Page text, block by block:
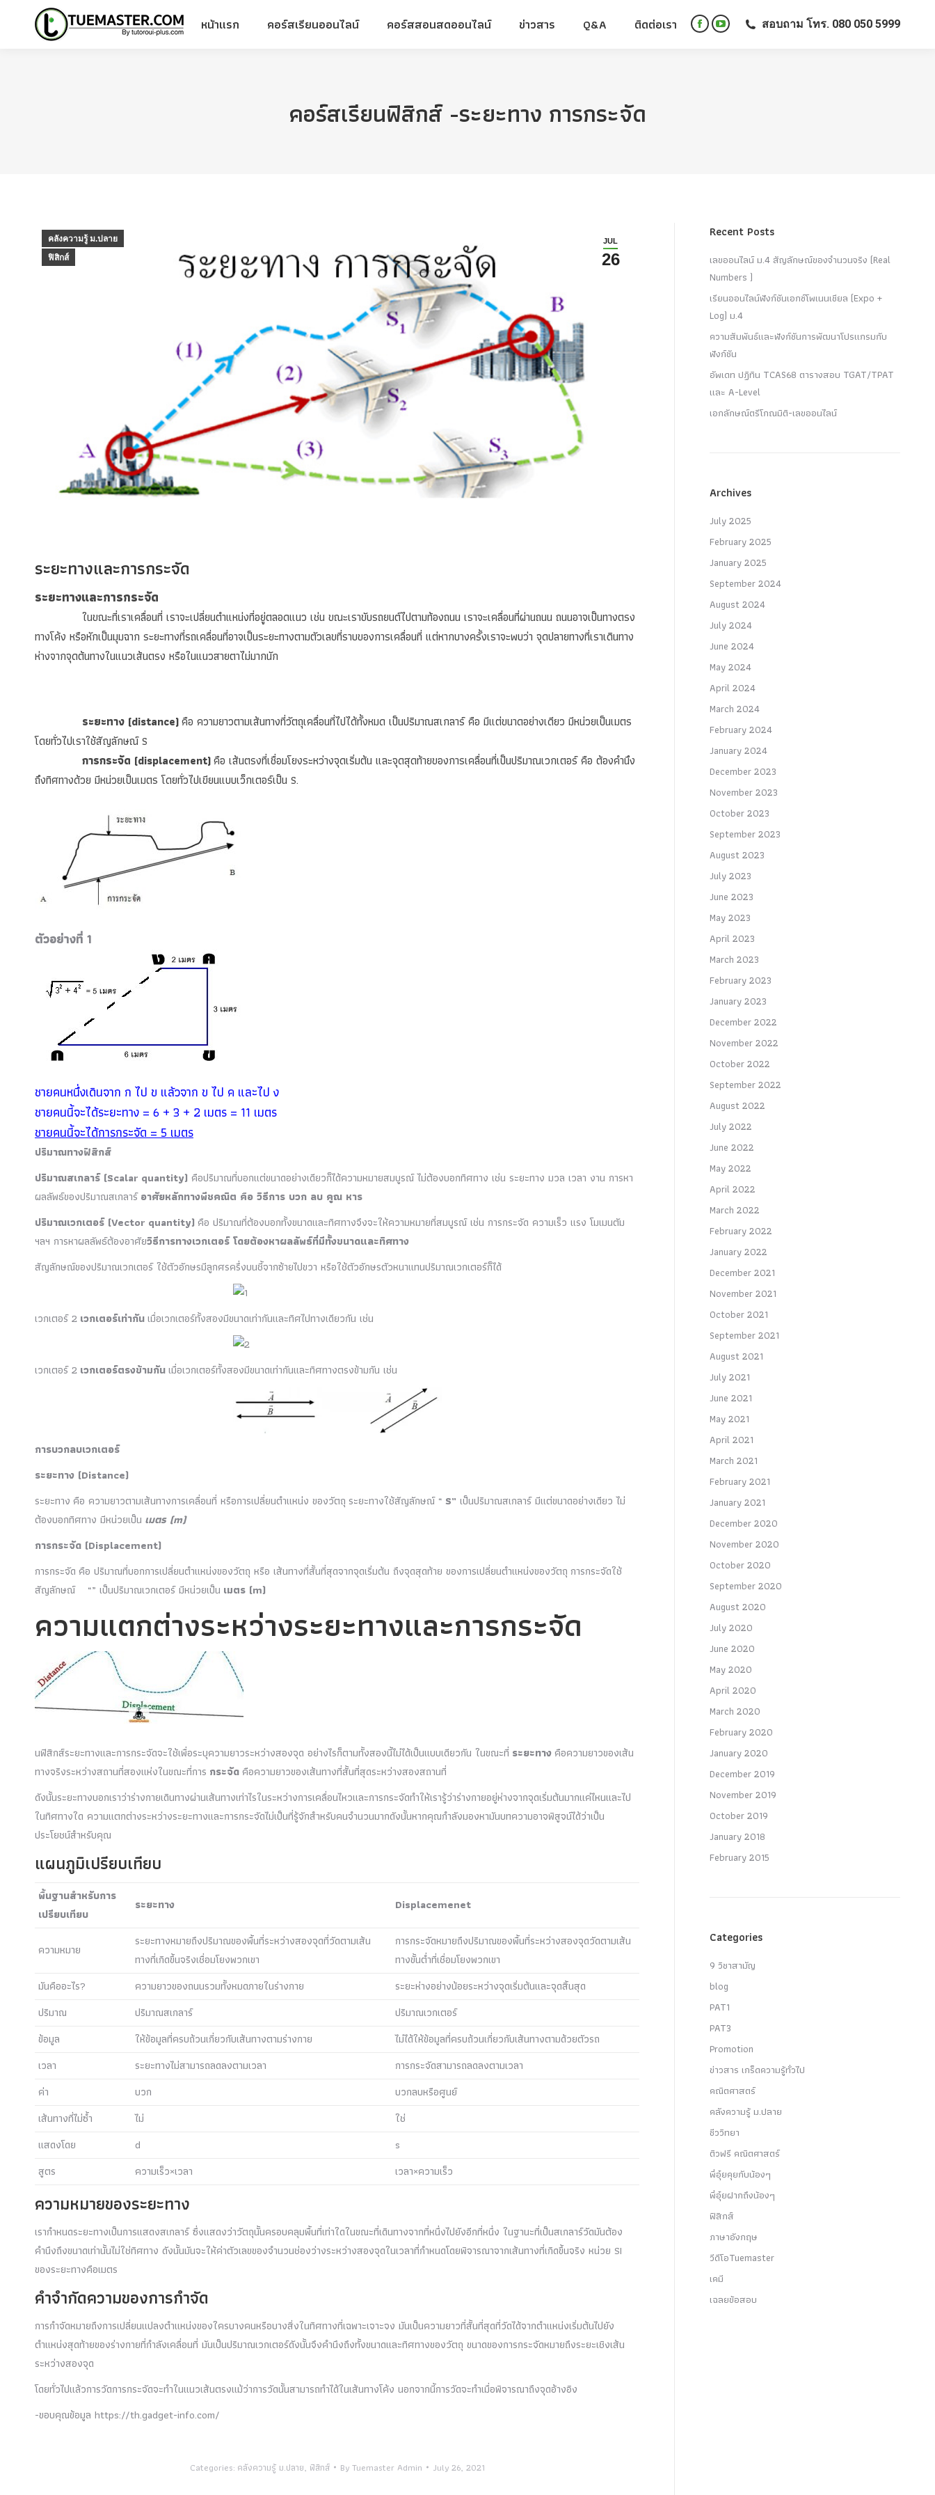
หน้าแรก คอร์สเรียนออนไลน์ คอร์สสอนสดออนไลน์ ข่าวสาร Q&A ติดต่อเรา
FacebookYouTube สอบถาม โทร. 080 050 5999
คอร์สเรียนฟิสิกส์ -ระยะทาง การกระจัด
JUL
26
คลังความรู้ ม.ปลาย
ฟิสิกส์
ระยะทางและการกระจัด
ระยะทางและการกระจัด
ในขณะที่เราเคลื่อนที่ เราจะเปลี่ยนตำแหน่งที่อยู่ตลอดแนว เช่น ขณะเราขับรถยนต์ไปตามท้องถนน เราจะเคลื่อนที่ผ่านถนน ถนนอาจเป็นทางตรง
ทางโค้ง หรือหักเป็นมุมฉาก ระยะทางที่รถเคลื่อนที่อาจเป็นระยะทางตามตัวเลขที่ราบของการเคลื่อนที่ แต่หากบางครั้งเราจะพบว่า จุดปลายทางที่เราเดินทาง
ห่างจากจุดต้นทางในแนวเส้นตรง หรือในแนวสายตาไม่มากนัก
ระยะทาง (distance)คือ ความยาวตามเส้นทางที่วัตถุเคลื่อนที่ไปได้ทั้งหมด เป็นปริมาณสเกลาร์ คือ มีแต่ขนาดอย่างเดียว มีหน่วยเป็นเมตร
โดยทั่วไปเราใช้สัญลักษณ์ S
การกระจัด (displacement)คือ เส้นตรงที่เชื่อมโยงระหว่างจุดเริ่มต้น และจุดสุดท้ายของการเคลื่อนที่เป็นปริมาณเวกเตอร์ คือ ต้องคำนึง
ถึงทิศทางด้วย มีหน่วยเป็นเมตร โดยทั่วไปเขียนแบบเว็กเตอร์เป็น S.
ตัวอย่างที่ 1
ชายคนหนึ่งเดินจาก ก ไป ข แล้วจาก ข ไป ค และไป ง
ชายคนนี้จะได้ระยะทาง = 6 + 3 + 2 เมตร = 11 เมตร
ชายคนนี้จะได้การกระจัด = 5 เมตร
ปริมาณทางฟิสิกส์
ปริมาณสเกลาร์ (Scalar quantity) คือปริมาณที่บอกแต่ขนาดอย่างเดียวก็ได้ความหมายสมบูรณ์ ไม่ต้องบอกทิศทาง เช่น ระยะทาง มวล เวลา งาน การหา
ผลลัพธ์ของปริมาณสเกลาร์อาศัยหลักทางพีชคณิต คือ วิธีการ บวก ลบ คูณ หาร
ปริมาณเวกเตอร์ (Vector quantity) คือ ปริมาณที่ต้องบอกทั้งขนาดและทิศทางจึงจะให้ความหมายที่สมบูรณ์ เช่น การกระจัด ความเร็ว แรง โมเมนตัม
ฯลฯ การหาผลลัพธ์ต้องอาศัยวิธีการทางเวกเตอร์ โดยต้องหาผลลัพธ์ที่มีทั้งขนาดและทิศทาง
สัญลักษณ์ของปริมาณเวกเตอร์ ใช้ตัวอักษรมีลูกศรครึ่งบนชี้จากซ้ายไปขวา หรือใช้ตัวอักษรตัวหนาแทนปริมาณเวกเตอร์ก็ได้
เวกเตอร์ 2 เวกเตอร์เท่ากันเมื่อเวกเตอร์ทั้งสองมีขนาดเท่ากันและทิศไปทางเดียวกัน เช่น
เวกเตอร์ 2 เวกเตอร์ตรงข้ามกันเมื่อเวกเตอร์ทั้งสองมีขนาดเท่ากันและทิศทางตรงข้ามกัน เช่น
การบวกลบเวกเตอร์
ระยะทาง (Distance)
ระยะทาง คือ ความยาวตามเส้นทางการเคลื่อนที่ หรือการเปลี่ยนตำแหน่ง ของวัตถุ ระยะทางใช้สัญลักษณ์ “ S” เป็นปริมาณสเกลาร์ มีแต่ขนาดอย่างเดียว ไม่
ต้องบอกทิศทาง มีหน่วยเป็น เมตร (m)
การกระจัด (Displacement)
การกระจัด คือ ปริมาณที่บอกการเปลี่ยนตำแหน่งของวัตถุ หรือ เส้นทางที่สั้นที่สุดจากจุดเริ่มต้น ถึงจุดสุดท้าย ของการเปลี่ยนตำแหน่งของวัตถุ การกระจัดใช้
สัญลักษณ์ “” เป็นปริมาณเวกเตอร์ มีหน่วยเป็น เมตร (m)
ความแตกต่างระหว่างระยะทางและการกระจัด
นฟิสิกส์ระยะทางและการกระจัดจะใช้เพื่อระบุความยาวระหว่างสองจุด อย่างไรก็ตามทั้งสองนี้ไม่ได้เป็นแบบเดียวกัน ในขณะที่ ระยะทาง คือความยาวของเส้น
ทางจริงระหว่างสถานที่สองแห่งในขณะที่การ กระจัด คือความยาวของเส้นทางที่สั้นที่สุดระหว่างสองสถานที่
ดังนั้นระยะทางบอกเราว่าร่างกายเดินทางผ่านเส้นทางเท่าไรในระหว่างการเคลื่อนไหวและการกระจัดทำให้เรารู้ว่าร่างกายอยู่ห่างจากจุดเริ่มต้นมากแค่ไหนและไป
ในทิศทางใด ความแตกต่างระหว่างระยะทางและการกระจัดไม่เป็นที่รู้จักสำหรับคนจำนวนมากดังนั้นหากคุณกำลังมองหามันบทความอาจพิสูจน์ได้ว่าเป็น
ประโยชน์สำหรับคุณ
แผนภูมิเปรียบเทียบ
พื้นฐานสำหรับการ
เปรียบเทียบ
ระยะทาง Displacemenet
ความหมาย
ระยะทางหมายถึงปริมาณของพื้นที่ระหว่างสองจุดที่วัดตามเส้น
ทางที่เกิดขึ้นจริงเชื่อมโยงพวกเขา
การกระจัดหมายถึงปริมาณของพื้นที่ระหว่างสองจุดวัดตามเส้น
ทางขั้นต่ำที่เชื่อมโยงพวกเขา
มันคืออะไร?
ความยาวของถนนรวมทั้งหมดภายในร่างกาย
ระยะห่างอย่างน้อยระหว่างจุดเริ่มต้นและจุดสิ้นสุด
ปริมาณ
ปริมาณสเกลาร์
ปริมาณเวกเตอร์
ข้อมูล
ให้ข้อมูลที่ครบถ้วนเกี่ยวกับเส้นทางตามร่างกาย
ไม่ได้ให้ข้อมูลที่ครบถ้วนเกี่ยวกับเส้นทางตามด้วยตัวรถ
เวลา
ระยะทางไม่สามารถลดลงตามเวลา
การกระจัดสามารถลดลงตามเวลา
ค่า
บวก
บวกลบหรือศูนย์
เส้นทางที่ไม่ซ้ำ
ไม่
ใช่
แสดงโดย
d
s
สูตร
ความเร็ว×เวลา เวลา×ความเร็ว
ความหมายของระยะทาง
เรากำหนดระยะทางเป็นการแสดงสเกลาร์ ซึ่งแสดงว่าวัตถุนั้นครอบคลุมพื้นที่เท่าใดในขณะที่เดินทางจากที่หนึ่งไปยังอีกที่หนึ่ง ในฐานะที่เป็นสเกลาร์วัดมันต้อง
คำนึงถึงขนาดเท่านั้นไม่ใช่ทิศทาง ดังนั้นมันจะให้ค่าตัวเลขของจำนวนช่องว่างระหว่างสองจุดในเวลาที่กำหนดโดยพิจารณาจากเส้นทางที่เกิดขึ้นจริง หน่วย SI
ของระยะทางคือเมตร
คำจำกัดความของการกำจัด
การกำจัดหมายถึงการเปลี่ยนแปลงตำแหน่งของใครบางคนหรือบางสิ่งในทิศทางที่เฉพาะเจาะจง มันเป็นความยาวที่สั้นที่สุดที่วัดได้จากตำแหน่งเริ่มต้นไปยัง
ตำแหน่งสุดท้ายของร่างกายที่กำลังเคลื่อนที่ มันเป็นปริมาณเวกเตอร์ดังนั้นจึงคำนึงถึงทั้งขนาดและทิศทางของวัตถุ ขนาดของการกระจัดหมายถึงระยะเชิงเส้น
ระหว่างสองจุด
โดยทั่วไปแล้วการวัดการกระจัดจะทำในแนวเส้นตรงแม้ว่าการวัดนั้นสามารถทำได้ในเส้นทางโค้ง นอกจากนี้การวัดจะทำเมื่อพิจารณาถึงจุดอ้างอิง
-ขอบคุณข้อมูล https://th.gadget-info.com/
Categories: คลังความรู้ ม.ปลาย, ฟิสิกส์ ByTuemaster Admin July 26, 2021
Recent Posts
เลขออนไลน์ ม.4 สัญลักษณ์ของจำนวนจริง (Real
Numbers )
เรียนออนไลน์ฟังก์ชันเอกซ์โพเนนเชียล (Expo +
Log) ม.4
ความสัมพันธ์และฟังก์ชันการพัฒนาโปรแกรมกับ
ฟังก์ชัน
อัพเดท ปฏิทิน TCAS68 ตารางสอบ TGAT/TPAT
และ A-Level
เอกลักษณ์ตรีโกณมิติ-เลขออนไลน์
Archives
July 2025
February 2025
January 2025
September 2024
August 2024
July 2024
June 2024
May 2024
April 2024
March 2024
February 2024
January 2024
December 2023
November 2023
October 2023
September 2023
August 2023
July 2023
June 2023
May 2023
April 2023
March 2023
February 2023
January 2023
December 2022
November 2022
October 2022
September 2022
August 2022
July 2022
June 2022
May 2022
April 2022
March 2022
February 2022
January 2022
December 2021
November 2021
October 2021
September 2021
August 2021
July 2021
June 2021
May 2021
April 2021
March 2021
February 2021
January 2021
December 2020
November 2020
October 2020
September 2020
August 2020
July 2020
June 2020
May 2020
April 2020
March 2020
February 2020
January 2020
December 2019
November 2019
October 2019
January 2018
February 2015
Categories
9 วิชาสามัญ
blog
PAT1
PAT3
Promotion
ข่าวสาร เกร็ดความรู้ทั่วไป
คณิตศาสตร์
คลังความรู้ ม.ปลาย
ชีววิทยา
ติวฟรี คณิตศาสตร์
พี่อุ๋ยคุยกับน้องๆ
พี่อุ๋ยฝากถึงน้องๆ
ฟิสิกส์
ภาษาอังกฤษ
วีดีโอTuemaster
เคมี
เฉลยข้อสอบ
หน้าแรก คอร์สเรียนออนไลน์ คอร์สสอนสดออนไลน์ ข่าวสาร Q&A ติดต่อเรา
FacebookYouTube สอบถาม โทร. 080 050 5999